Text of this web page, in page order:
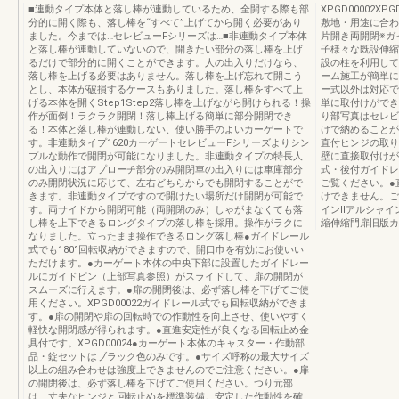
■連動タイプ本体と落し棒が連動しているため、全開する際も部
分的に開く際も、落し棒を“すべて”上げてから開く必要があり
ました。今までは…セレビューFシリーズは…■非連動タイプ本体
と落し棒が連動していないので、開きたい部分の落し棒を上げ
るだけで部分的に開くことができます。人の出入りだけなら、
落し棒を上げる必要はありません。落し棒を上げ忘れて開こう
とし、本体が破損するケースもありました。落し棒をすべて上
げる本体を開くStep1Step2落し棒を上げながら開けられる！操
作が面倒！ラクラク開閉！落し棒上げる簡単に部分開閉でき
る！本体と落し棒が連動しない、使い勝手のよいカーゲートで
す。非連動タイプ1620カーゲートセレビューFシリーズよりシン
プルな動作で開閉が可能になりました。非連動タイプの特長人
の出入りにはアプローチ部分のみ開閉車の出入りには車庫部分
のみ開閉状況に応じて、左右どちらからでも開閉することがで
きます。非連動タイプですので開けたい場所だけ開閉が可能で
す。両サイドから開閉可能（両開閉のみ）しゃがまなくても落
し棒を上下できるロングタイプの落し棒を採用。操作がラクに
なりました。立ったまま操作できるロング落し棒●ガイドレール
式でも180°回転収納ができますので、開口巾を有効にお使いい
ただけます。●カーゲート本体の中央下部に設置したガイドレー
ルにガイドピン（上部写真参照）がスライドして、扉の開閉が
スムーズに行えます。●扉の開閉後は、必ず落し棒を下げてご使
用ください。XPGD00022ガイドレール式でも回転収納ができま
す。●扉の開閉や扉の回転時での作動性を向上させ、使いやすく
軽快な開閉感が得られます。●直進安定性が良くなる回転止め金
具付です。XPGD00024●カーゲート本体のキャスター・作動部
品・錠セットはブラック色のみです。●サイズ呼称の最大サイズ
以上の組み合わせは強度上できませんのでご注意ください。●扉
の開閉後は、必ず落し棒を下げてご使用ください。つり元部
は、丈夫なヒンジと回転止めを標準装備。安定した作動性を確
敷地・用途に合
片開き両開閉※
子様々な既設伸
設の柱を利用し
ーム施工が簡単
ー式以外は対応
単に取付けがで
り部写真はセレ
けで納めること
直付ヒンジの取
壁に直接取付け
式・後付ガイド
ご覧ください。●
けできません。
インⅡアルシャイ
縮伸縮門扉旧版